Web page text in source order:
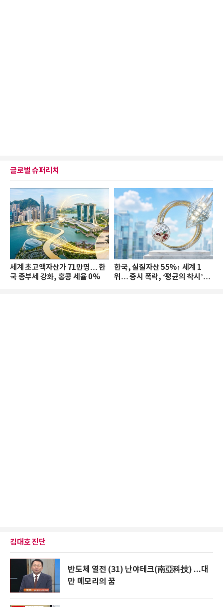
글로벌 슈퍼리치
세계 초고액자산가 71만명… 한
국 종부세 강화, 홍콩 세율 0%
한국, 실질자산 55%↑ 세계 1
위… 증시 폭락, ‘평균의 착시’와
김대호 진단
반도체 열전 (31) 난야테크(南亞科技) ...대
만 메모리의 꿈